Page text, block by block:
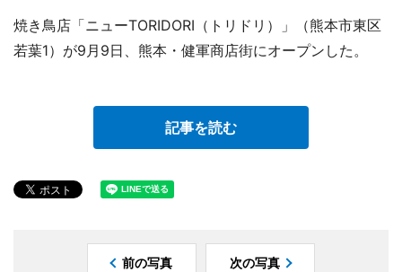
焼き鳥店「ニューTORIDORI（トリドリ）」（熊本市東区
若葉1）が9月9日、熊本・健軍商店街にオープンした。
記事を読む
前の写真 次の写真